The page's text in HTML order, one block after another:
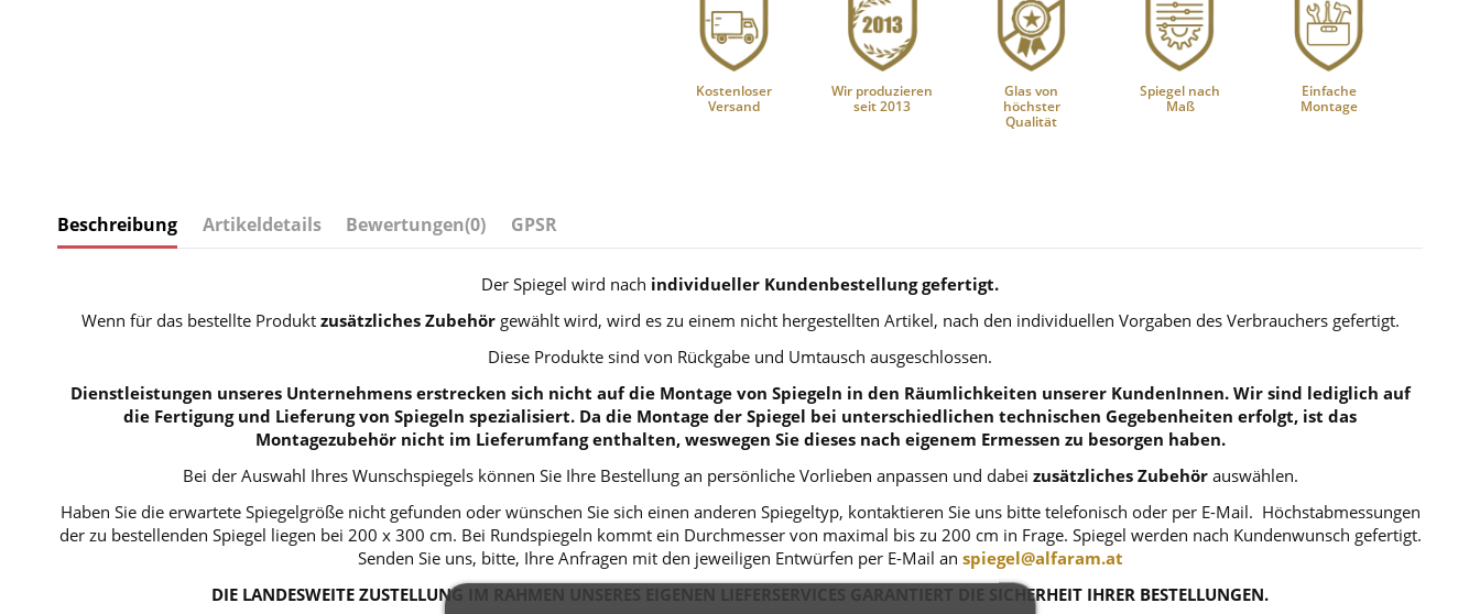
Kostenloser
Versand
Wir produzieren
seit 2013
Glas von
höchster
Qualität
Spiegel nach
Maß
Einfache
Montage
Beschreibung Artikeldetails Bewertungen(0) GPSR
Der Spiegel wird nach individueller Kundenbestellung gefertigt.
Wenn für das bestellte Produkt zusätzliches Zubehörgewählt wird, wird es zu einem nicht hergestellten Artikel, nach den individuellen Vorgaben des Verbrauchers gefertigt.
Diese Produkte sind von Rückgabe und Umtausch ausgeschlossen.
Dienstleistungen unseres Unternehmens erstrecken sich nicht auf die Montage von Spiegeln in den Räumlichkeiten unserer KundenInnen. Wir sind lediglich auf
die Fertigung und Lieferung von Spiegeln spezialisiert. Da die Montage der Spiegel bei unterschiedlichen technischen Gegebenheiten erfolgt, ist das
Montagezubehör nicht im Lieferumfang enthalten, weswegen Sie dieses nach eigenem Ermessen zu besorgen haben.
Bei der Auswahl Ihres Wunschspiegels können Sie Ihre Bestellung an persönliche Vorlieben anpassen und dabei zusätzliches Zubehörauswählen.
Haben Sie die erwartete Spiegelgröße nicht gefunden oder wünschen Sie sich einen anderen Spiegeltyp, kontaktieren Sie uns bitte telefonisch oder per E-Mail. Höchstabmessungen
der zu bestellenden Spiegel liegen bei 200 x 300 cm. Bei Rundspiegeln kommt ein Durchmesser von maximal bis zu 200 cm in Frage. Spiegel werden nach Kundenwunsch gefertigt.
Senden Sie uns, bitte, Ihre Anfragen mit den jeweiligen Entwürfen per E-Mail an spiegel@alfaram.at
DIE LANDESWEITE ZUSTELLUNG IM RAHMEN UNSERES EIGENEN LIEFERSERVICES GARANTIERT DIE SICHERHEIT IHRER BESTELLUNGEN.